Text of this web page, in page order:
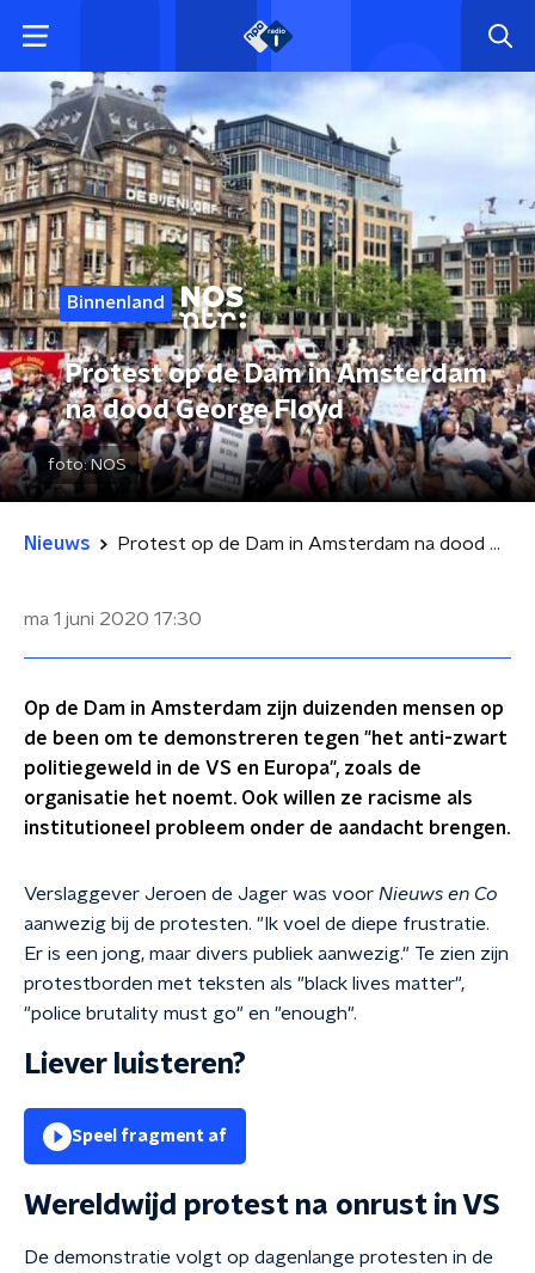
Binnenland
Protest op de Dam in Amsterdam
na dood George Floyd
foto:NOS
Nieuws Protest op de Dam in Amsterdam na dood George Floyd
ma 1 juni 2020 17:30
Op de Dam in Amsterdam zijn duizenden mensen op
de been om te demonstreren tegen "het anti-zwart
politiegeweld in de VS en Europa", zoals de
organisatie het noemt. Ook willen ze racisme als
institutioneel probleem onder de aandacht brengen.
Verslaggever Jeroen de Jager was voor Nieuws en Co
aanwezig bij de protesten. "Ik voel de diepe frustratie.
Er is een jong, maar divers publiek aanwezig." Te zien zijn
protestborden met teksten als "black lives matter",
"police brutality must go" en "enough".
Liever luisteren?
Speel fragment af
Wereldwijd protest na onrust in VS
De demonstratie volgt op dagenlange protesten in de